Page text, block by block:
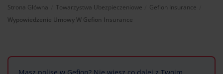
Strona Główna Towarzystwa Ubezpieczeniowe Gefion Insurance
Wypowiedzenie Umowy W Gefion Insurance